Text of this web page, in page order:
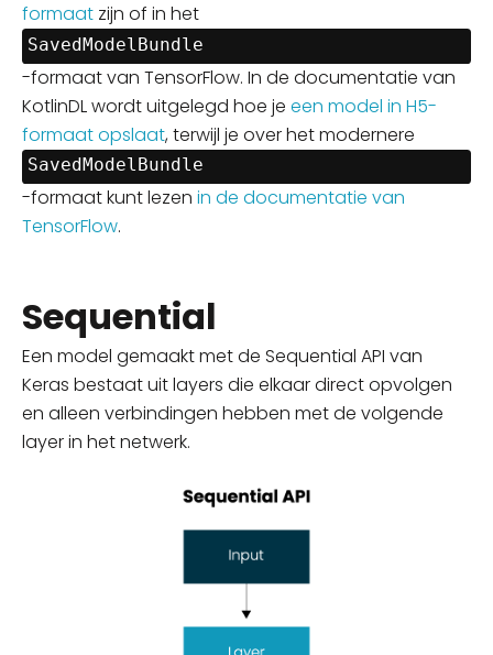
formaat zijn of in het
SavedModelBundle
-formaat van TensorFlow. In de documentatie van
KotlinDL wordt uitgelegd hoe je een model in H5-
formaat opslaat, terwijl je over het modernere
SavedModelBundle
-formaat kunt lezen in de documentatie van
TensorFlow.
Sequential
Een model gemaakt met de Sequential API van
Keras bestaat uit layers die elkaar direct opvolgen
en alleen verbindingen hebben met de volgende
layer in het netwerk.